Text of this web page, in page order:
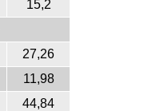
15,2
27,26
11,98
44,84